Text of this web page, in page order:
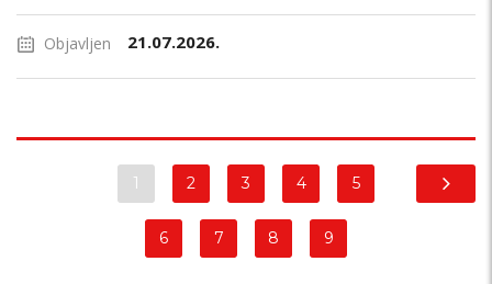
Objavljen 21.07.2026.
1 2 3 4 5
6 7 8 9